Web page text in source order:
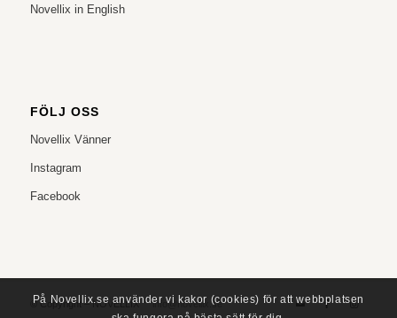
Novellix in English
FÖLJ OSS
Novellix Vänner
Instagram
Facebook
© Copyright – NOVELLIXinfo@novellix.se
På Novellix.se använder vi kakor (cookies) för att webbplatsen